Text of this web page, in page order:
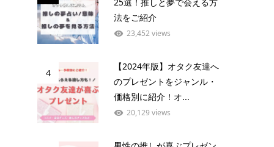
法をご紹介
23,452 views
4
【2024年版】オタク友達へ
のプレゼントをジャンル・
価格別に紹介！オ...
20,129 views